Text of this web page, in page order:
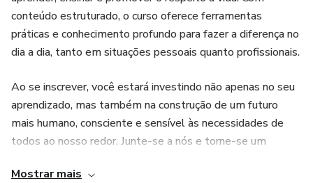
conteúdo estruturado, o curso oferece ferramentas
práticas e conhecimento profundo para fazer a diferença no
dia a dia, tanto em situações pessoais quanto profissionais.
Ao se inscrever, você estará investindo não apenas no seu
aprendizado, mas também na construção de um futuro
mais humano, consciente e sensível às necessidades de
todos ao nosso redor. Junte-se a nós e torne-se um
Mostrar mais